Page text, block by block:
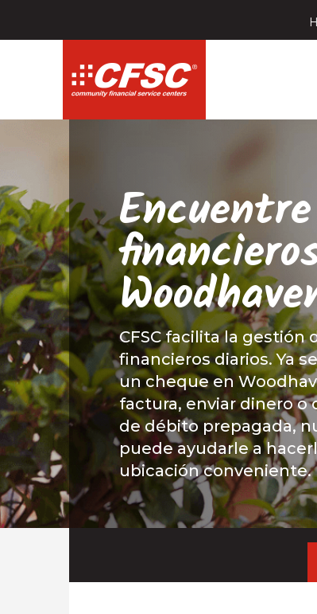
CFSC facilita la gestión
financieros diarios. Ya
un cheque en
factura, enviar dinero o
de débito prepagada,
puede ayudarle a
ubicación conveniente.